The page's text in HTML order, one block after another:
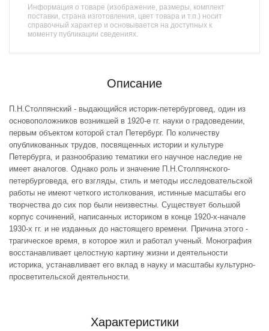
Информация о товаре (изображение, размеры, комплект
поставки, страна изготовления, цвет товара и т.п.) носит
справочный характер и основывается на доступных к
моменту публикации сведениях.
Описание
П.Н.Столпянский - выдающийся историк-петербурговед, один из
основоположников возникшей в 1920-е гг. науки о градоведении,
первым объектом которой стал Петербург. По количеству
опубликованных трудов, посвященных истории и культуре
Петербурга, и разнообразию тематики его научное наследие не
имеет аналогов. Однако роль и значение П.Н.Столпянского-
петербурговеда, его взгляды, стиль и методы исследовательской
работы не имеют четкого истолкования, истинные масштабы его
творчества до сих пор были неизвестны. Существует большой
корпус сочинений, написанных историком в конце 1920-х-начале
1930-х гг. и не изданных до настоящего времени. Причина этого -
трагическое время, в которое жил и работал ученый. Монография
восстанавливает целостную картину жизни и деятельности
историка, устанавливает его вклад в науку и масштабы культурно-
просветительской деятельности.
Характеристики